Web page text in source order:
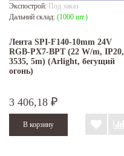
Экспострой: Под заказ
Дальний склад: (1000 шт.)
Лента SPI-F140-10mm 24V
RGB-PX7-BPT (22 W/m, IP20,
3535, 5m) (Arlight, бегущий
огонь)
3 406,18 ₽